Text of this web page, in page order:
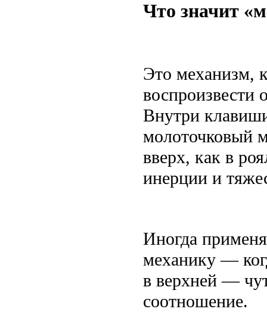
Что значит
Это механизм,
воспроизвести
Внутри
молоточковый
вверх, как в
инерции и
Иногда
механику —
в верхней —
соотношение.